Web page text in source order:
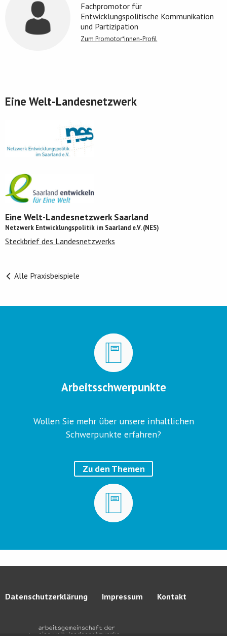
Fachpromotor für
Entwicklungspolitische Kommunikation
und Partizipation
Zum Promotor*innen-Profil
Eine Welt-Landesnetzwerk
Eine Welt-Landesnetzwerk Saarland
Netzwerk Entwicklungspolitik im Saarland e.V. (NES)
Steckbrief des Landesnetzwerks
Alle Praxisbeispiele
Arbeitsschwerpunkte
Wollen Sie mehr über unsere inhaltlichen
Schwerpunkte erfahren?
Zu den Themen
Datenschutzerklärung Impressum Kontakt